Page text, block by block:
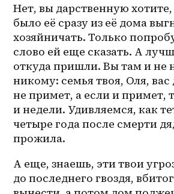
Нет, вы дарственную
было её сразу из её дома
хозяйничать. Только
слово ей еще сказать. А
откуда пришли. Вы там и не
никому: семья твоя, Оля,
не примет, а если и примет,
и недели. Удивляемся, как
четыре года после смерти
прожила.
А еще, знаешь, эти твои
до последнего гвоздя,